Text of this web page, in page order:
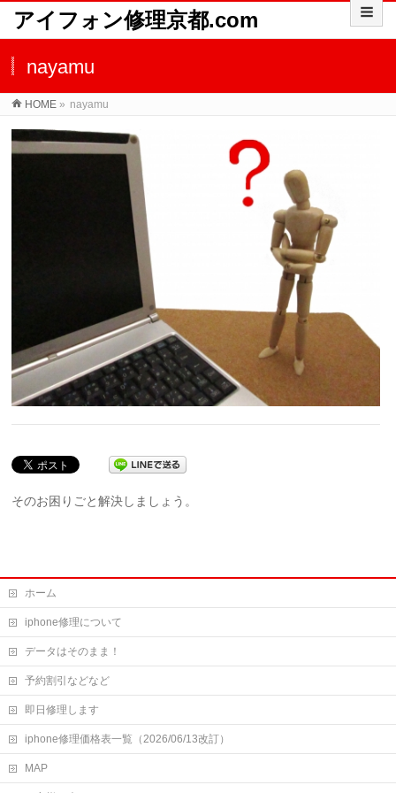
アイフォン修理京都.com
nayamu
HOME » nayamu
そのお困りごと解決しましょう。
ホーム
iphone修理について
データはそのまま！
予約割引などなど
即日修理します
iphone修理価格表一覧（2026/06/13改訂）
MAP